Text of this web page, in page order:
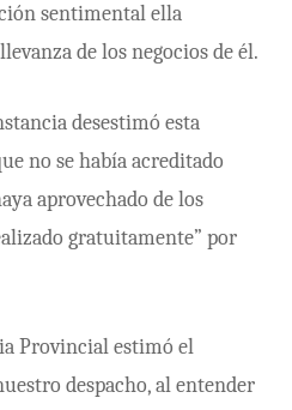
sentimental ella
de los negocios de él.
desestimó esta
no se había acreditado
aprovechado de los
gratuitamente” por
Provincial estimó el
despacho, al entender